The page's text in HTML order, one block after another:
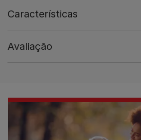
Características
Avaliação